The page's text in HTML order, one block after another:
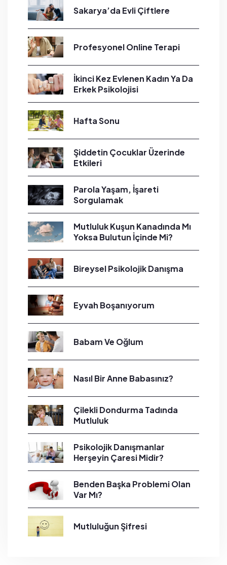
Sakarya’da Evli Çiftlere
Profesyonel Online Terapi
İkinci Kez Evlenen Kadın Ya Da
Erkek Psikolojisi
Hafta Sonu
Şiddetin Çocuklar Üzerinde
Etkileri
Parola Yaşam, İşareti
Sorgulamak
Mutluluk Kuşun Kanadında Mı
Yoksa Bulutun İçinde Mi?
Bireysel Psikolojik Danışma
Eyvah Boşanıyorum
Babam Ve Oğlum
Nasıl Bir Anne Babasınız?
Çilekli Dondurma Tadında
Mutluluk
Psikolojik Danışmanlar
Herşeyin Çaresi Midir?
Benden Başka Problemi Olan
Var Mı?
Mutluluğun Şifresi